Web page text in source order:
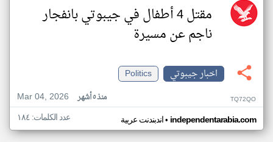
مقتل 4 أطفال في جيبوتي بانفجار
ناجم عن مسيرة
اخبار جيبوتي
Politics
Mar 04, 2026
منذ ٥ أشهر TQ72QO
اندبندنت عربية• independentarabia.com عدد الكلمات: ١٨٤